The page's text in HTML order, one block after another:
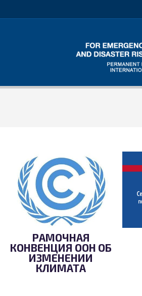
РАМОЧНАЯ
КОНВЕНЦИЯ ООН ОБ
ИЗМЕНЕНИИ
КЛИМАТА